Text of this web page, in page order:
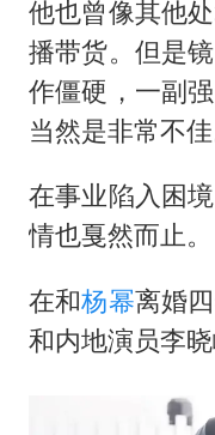
他也曾像其他
播带货。但是
作僵硬，一副
当然是非常不佳
在事业陷入困
情也戛然而止。
在和杨幂离婚
和内地演员李晓